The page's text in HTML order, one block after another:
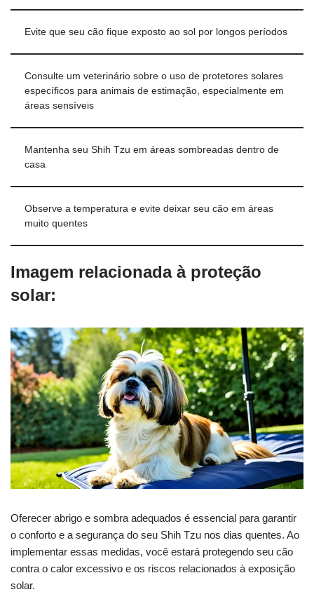
Evite que seu cão fique exposto ao sol por longos períodos
Consulte um veterinário sobre o uso de protetores solares
específicos para animais de estimação, especialmente em
áreas sensíveis
Mantenha seu Shih Tzu em áreas sombreadas dentro de
casa
Observe a temperatura e evite deixar seu cão em áreas
muito quentes
Imagem relacionada à proteção
solar:
Oferecer abrigo e sombra adequados é essencial para garantir
o conforto e a segurança do seu Shih Tzu nos dias quentes. Ao
implementar essas medidas, você estará protegendo seu cão
contra o calor excessivo e os riscos relacionados à exposição
solar.